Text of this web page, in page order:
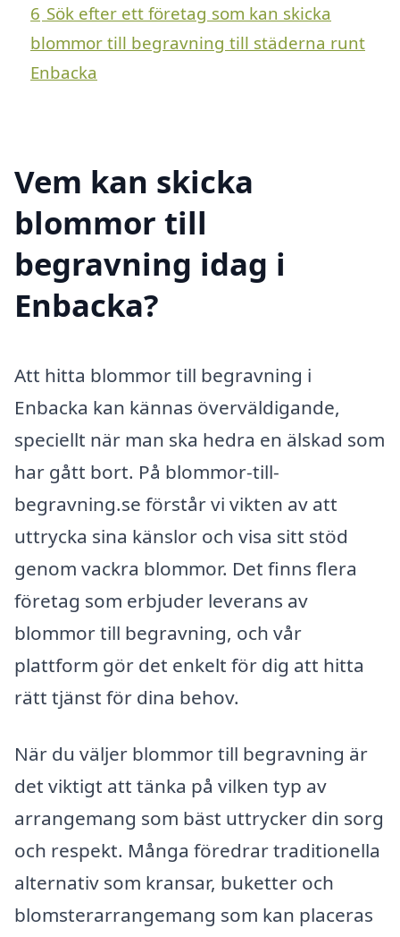
6 Sök efter ett företag som kan skicka
blommor till begravning till städerna runt
Enbacka
Vem kan skicka
blommor till
begravning idag i
Enbacka?
Att hitta blommor till begravning i
Enbacka kan kännas överväldigande,
speciellt när man ska hedra en älskad som
har gått bort. På blommor-till-
begravning.se förstår vi vikten av att
uttrycka sina känslor och visa sitt stöd
genom vackra blommor. Det finns flera
företag som erbjuder leverans av
blommor till begravning, och vår
plattform gör det enkelt för dig att hitta
rätt tjänst för dina behov.
När du väljer blommor till begravning är
det viktigt att tänka på vilken typ av
arrangemang som bäst uttrycker din sorg
och respekt. Många föredrar traditionella
alternativ som kransar, buketter och
blomsterarrangemang som kan placeras